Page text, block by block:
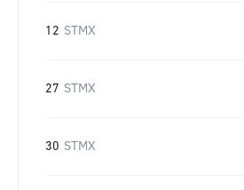
12 STMX
27 STMX
30 STMX